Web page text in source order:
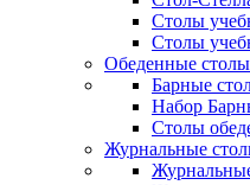
Столы
Столы
Обеденные
Барные
Набор
Столы
Журнальные